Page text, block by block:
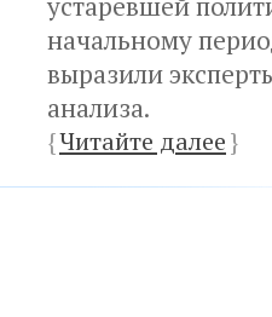
начальному
выразили
анализа.
{Читайте далее}